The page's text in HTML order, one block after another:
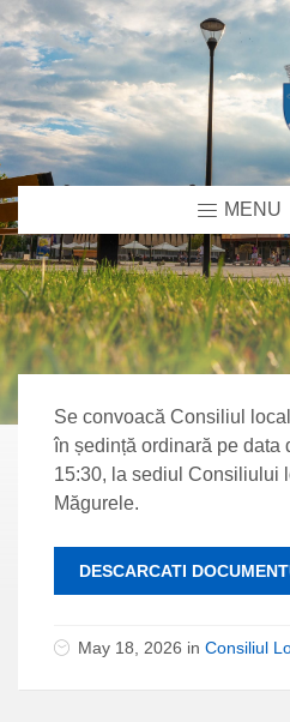
MENU
Se convoacă Consiliul
în ședință ordinară pe data
15:30, la sediul Consiliului
Măgurele.
DESCARCATI
May 18, 2026 in Consiliul